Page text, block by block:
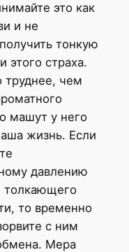
это как
и не
тонкую
этого страха.
труднее, чем
машут у него
жизнь. Если
давлению
толкающего
то временно
с ним
Мера